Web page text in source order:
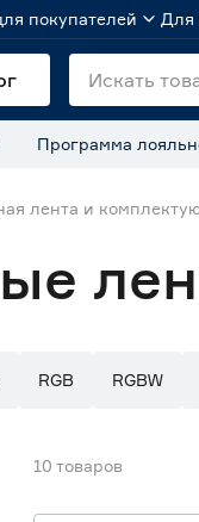
покупателей Для
Программа
лента и
RGB RGBW
10 товаров